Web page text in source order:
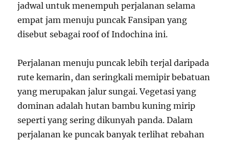
jadwal untuk menempuh perjalanan selama
empat jam menuju puncak Fansipan yang
disebut sebagai roof of Indochina ini.
Perjalanan menuju puncak lebih terjal daripada
rute kemarin, dan seringkali memipir bebatuan
yang merupakan jalur sungai. Vegetasi yang
dominan adalah hutan bambu kuning mirip
seperti yang sering dikunyah panda. Dalam
perjalanan ke puncak banyak terlihat rebahan